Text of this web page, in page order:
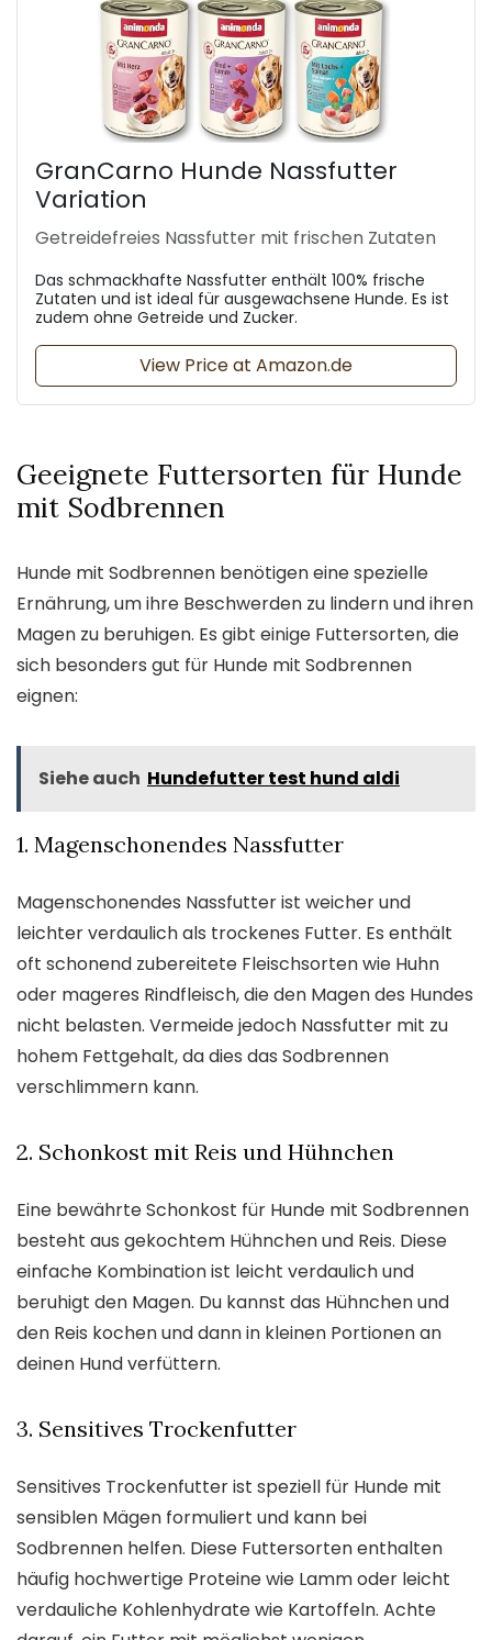
GranCarno Hunde Nassfutter
Variation
Getreidefreies Nassfutter mit frischen Zutaten
Das schmackhafte Nassfutter enthält 100% frische
Zutaten und ist ideal für ausgewachsene Hunde. Es ist
zudem ohne Getreide und Zucker.
View Price at Amazon.de
Geeignete Futtersorten für Hunde
mit Sodbrennen
Hunde mit Sodbrennen benötigen eine spezielle
Ernährung, um ihre Beschwerden zu lindern und ihren
Magen zu beruhigen. Es gibt einige Futtersorten, die
sich besonders gut für Hunde mit Sodbrennen
eignen:
Siehe auch Hundefutter test hund aldi
1. Magenschonendes Nassfutter
Magenschonendes Nassfutter ist weicher und
leichter verdaulich als trockenes Futter. Es enthält
oft schonend zubereitete Fleischsorten wie Huhn
oder mageres Rindfleisch, die den Magen des Hundes
nicht belasten. Vermeide jedoch Nassfutter mit zu
hohem Fettgehalt, da dies das Sodbrennen
verschlimmern kann.
2. Schonkost mit Reis und Hühnchen
Eine bewährte Schonkost für Hunde mit Sodbrennen
besteht aus gekochtem Hühnchen und Reis. Diese
einfache Kombination ist leicht verdaulich und
beruhigt den Magen. Du kannst das Hühnchen und
den Reis kochen und dann in kleinen Portionen an
deinen Hund verfüttern.
3. Sensitives Trockenfutter
Sensitives Trockenfutter ist speziell für Hunde mit
sensiblen Mägen formuliert und kann bei
Sodbrennen helfen. Diese Futtersorten enthalten
häufig hochwertige Proteine wie Lamm oder leicht
verdauliche Kohlenhydrate wie Kartoffeln. Achte